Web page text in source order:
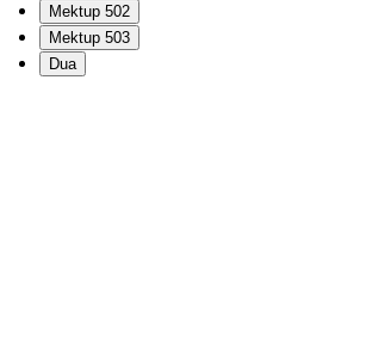
Mektup 502
Mektup 503
Dua